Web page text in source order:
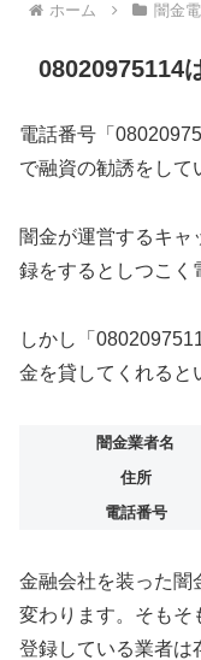
ホーム 闇金
08020975114
電話番号「
で融資の勧誘をして
闇金が運営するキャ
録をするとしつこく
しかし「
金を貸してくれると
闇金業者名
住所
電話番号
金融会社を装った闇
変わります。そもそ
登録している業者は